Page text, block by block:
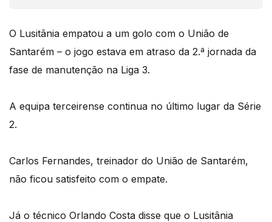
O Lusitânia empatou a um golo com o União de
Santarém – o jogo estava em atraso da 2.ª jornada da
fase de manutenção na Liga 3.
A equipa terceirense continua no último lugar da Série
2.
Carlos Fernandes, treinador do União de Santarém,
não ficou satisfeito com o empate.
Já o técnico Orlando Costa disse que o Lusitânia